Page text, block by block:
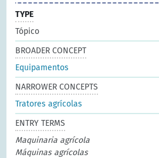
TYPE
Tópico
BROADER CONCEPT
Equipamentos
NARROWER CONCEPTS
Tratores agrícolas
ENTRY TERMS
Maquinaria agrícola
Máquinas agrícolas